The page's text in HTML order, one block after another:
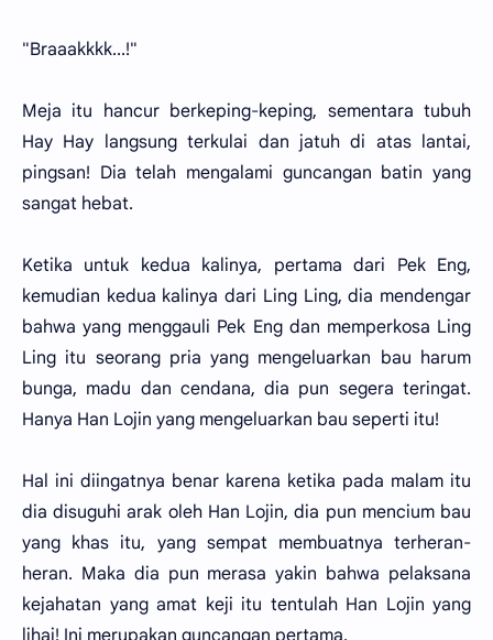
"Braaakkkk...!"
Meja itu hancur berkeping-keping, sementara tubuh
Hay Hay langsung terkulai dan jatuh di atas lantai,
pingsan! Dia telah mengalami guncangan batin yang
sangat hebat.
Ketika untuk kedua kalinya, pertama dari Pek Eng,
kemudian kedua kalinya dari Ling Ling, dia mendengar
bahwa yang menggauli Pek Eng dan memperkosa Ling
Ling itu seorang pria yang mengeluarkan bau harum
bunga, madu dan cendana, dia pun segera teringat.
Hanya Han Lojin yang mengeluarkan bau seperti itu!
Hal ini diingatnya benar karena ketika pada malam itu
dia disuguhi arak oleh Han Lojin, dia pun mencium bau
yang khas itu, yang sempat membuatnya terheran-
heran. Maka dia pun merasa yakin bahwa pelaksana
kejahatan yang amat keji itu tentulah Han Lojin yang
lihai! Ini merupakan guncangan pertama.